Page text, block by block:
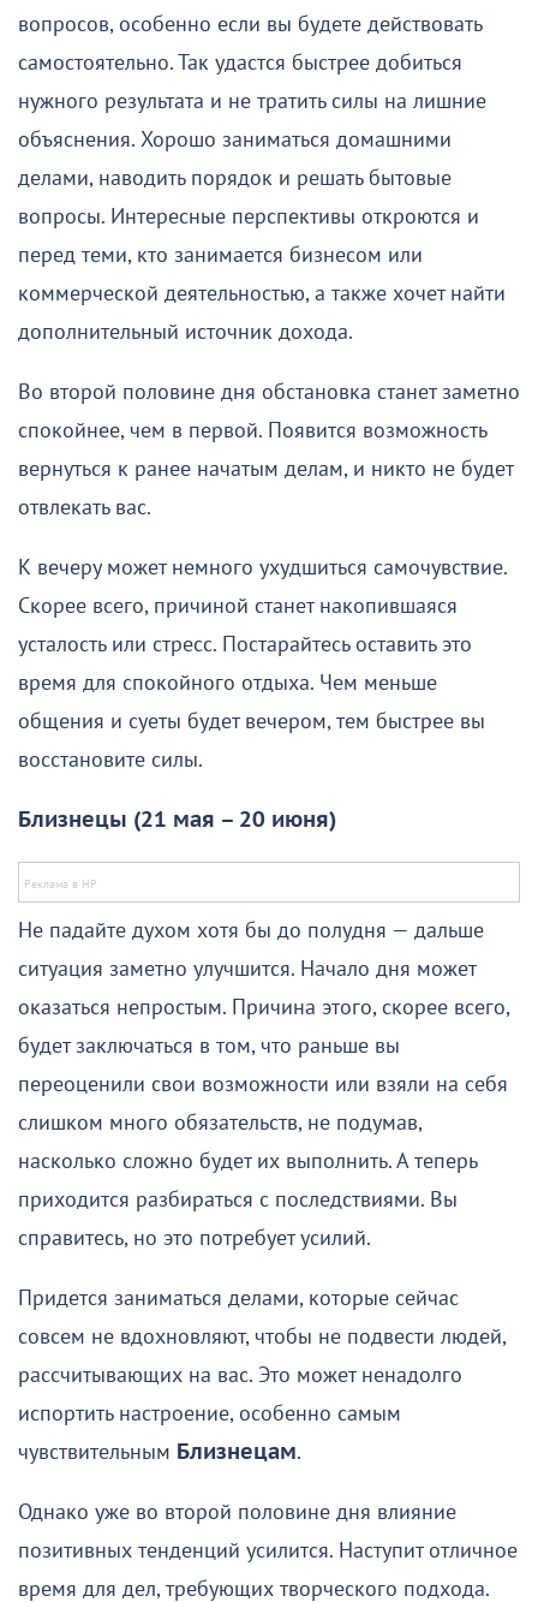
вопросов, особенно если вы будете действовать
самостоятельно. Так удастся быстрее добиться
нужного результата и не тратить силы на лишние
объяснения. Хорошо заниматься домашними
делами, наводить порядок и решать бытовые
вопросы. Интересные перспективы откроются и
перед теми, кто занимается бизнесом или
коммерческой деятельностью, а также хочет найти
дополнительный источник дохода.
Во второй половине дня обстановка станет заметно
спокойнее, чем в первой. Появится возможность
вернуться к ранее начатым делам, и никто не будет
отвлекать вас.
К вечеру может немного ухудшиться самочувствие.
Скорее всего, причиной станет накопившаяся
усталость или стресс. Постарайтесь оставить это
время для спокойного отдыха. Чем меньше
общения и суеты будет вечером, тем быстрее вы
восстановите силы.
Близнецы (21 мая – 20 июня)
Не падайте духом хотя бы до полудня — дальше
ситуация заметно улучшится. Начало дня может
оказаться непростым. Причина этого, скорее всего,
будет заключаться в том, что раньше вы
переоценили свои возможности или взяли на себя
слишком много обязательств, не подумав,
насколько сложно будет их выполнить. А теперь
приходится разбираться с последствиями. Вы
справитесь, но это потребует усилий.
Придется заниматься делами, которые сейчас
совсем не вдохновляют, чтобы не подвести людей,
рассчитывающих на вас. Это может ненадолго
испортить настроение, особенно самым
чувствительным Близнецам.
Однако уже во второй половине дня влияние
позитивных тенденций усилится. Наступит отличное
время для дел, требующих творческого подхода.